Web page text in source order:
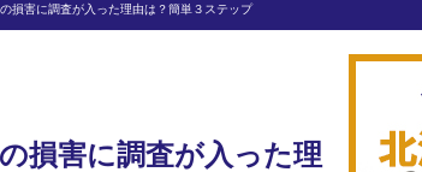
損害に調査が入った理由は？簡単３ステップ
損害に調査が入った理